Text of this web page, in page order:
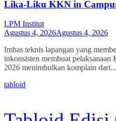
Lika-Liku KKN in
LPM Institut
Agustus 4, 2026Agustus 4, 2026
Imbas teknis lapangan yang
inkonsisten membuat
2026 menimbulkan komplain dari...
tabloid